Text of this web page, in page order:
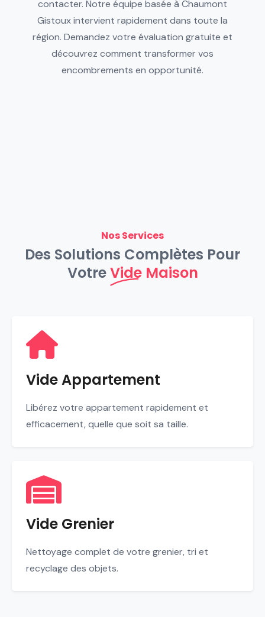
contacter. Notre équipe basée à Chaumont
Gistoux intervient rapidement dans toute la
région. Demandez votre évaluation gratuite et
découvrez comment transformer vos
encombrements en opportunité.
Nos Services
Des Solutions Complètes Pour
VotreVide Maison
Vide Appartement
Libérez votre appartement rapidement et
efficacement, quelle que soit sa taille.
Vide Grenier
Nettoyage complet de votre grenier, tri et
recyclage des objets.